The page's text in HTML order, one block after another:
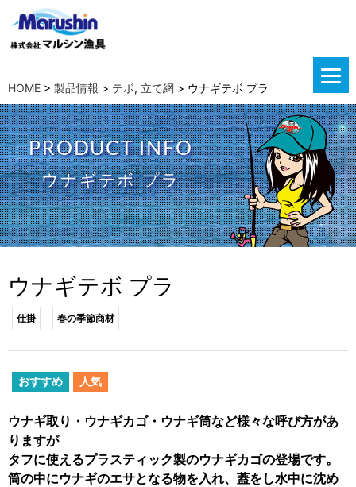
HOME > 製品情報 > テボ, 立て網 > ウナギテボ プラ
PRODUCT INFO
ウナギテボ プラ
ウナギテボ プラ
仕掛 春の季節商材
おすすめ 人気
ウナギ取り・ウナギカゴ・ウナギ筒など様々な呼び方があ
りますが
タフに使えるプラスティック製のウナギカゴの登場です。
筒の中にウナギのエサとなる物を入れ、蓋をし水中に沈め